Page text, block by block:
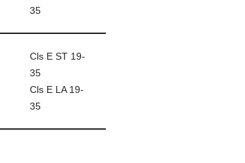
35
Cls E ST 19-
35
Cls E LA 19-
35